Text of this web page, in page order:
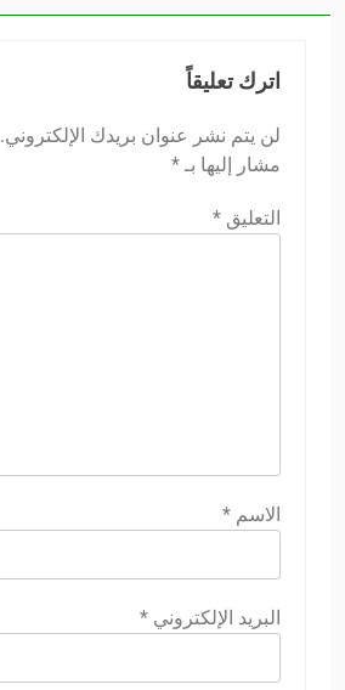
اترك تعليقاً
لن يتم نشر عنوان بريدك الإلكتروني.
مشار إليها بـ *
التعليق *
الاسم *
البريد الإلكتروني *